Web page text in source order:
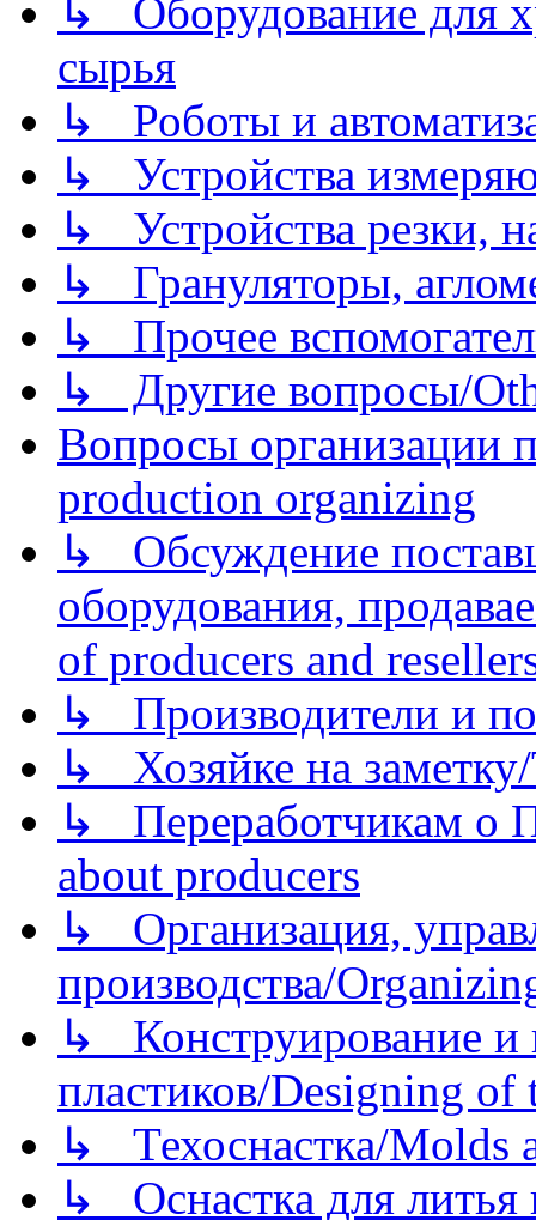
↳ Оборудование для
сырья
↳ Роботы и
↳ Устройства
↳ Устройства резки,
↳ Грануляторы,
↳ Прочее
↳ Другие вопросы/
Вопросы организации
production organizing
↳ Обсуждение
оборудования,
of producers and
↳ Производители и
↳ Хозяйке на
↳ Переработчикам о
about producers
↳ Организация,
производства/
↳ Конструирование и
пластиков/Designing of
↳ Техоснастка/Molds
↳ Оснастка для литья